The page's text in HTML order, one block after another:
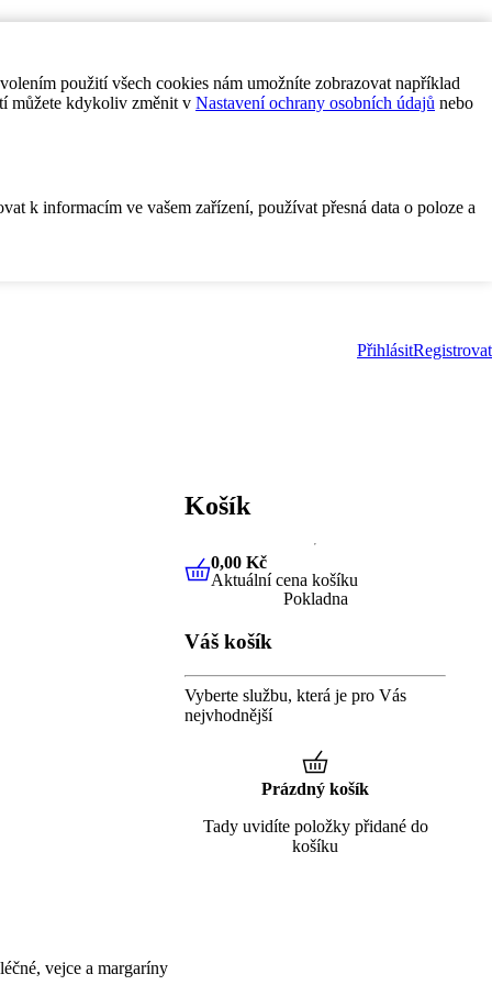
použití všech cookies nám umožníte zobrazovat například
můžete kdykoliv změnit v Nastavení ochrany osobních údajů nebo
k informacím ve vašem zařízení, používat přesná data o poloze a
PřihlásitRegistrovat
vejce a margaríny
Košík
0,00 KčAktuální cena košíku
0,00 Kč
Aktuální cena košíku
Pokladna
Váš košík
Vyberte službu, která je pro Vás
nejvhodnější
Prázdný košík
Tady uvidíte položky přidané do
košíku